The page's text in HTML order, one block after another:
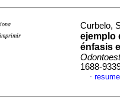
Curbelo,
ejemplo
énfasis
1688-
·